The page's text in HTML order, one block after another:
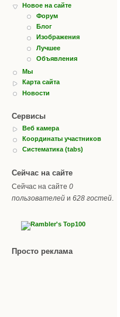
Новое на сайте
Форум
Блог
Изображения
Лучшее
Объявления
Мы
Карта сайта
Новости
Сервисы
Веб камера
Координаты участников
Систематика (tabs)
Сейчас на сайте
Сейчас на сайте 0
пользователей и 628 гостей
Просто реклама